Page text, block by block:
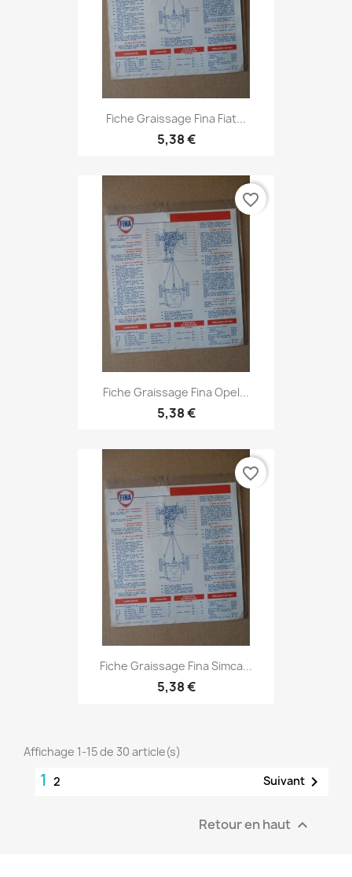
Fiche Graissage Fina Fiat...
5,38 €
Fiche Graissage Fina Opel...
5,38 €
favorite_border
Fiche Graissage Fina Simca...
5,38 €
favorite_border
Affichage 1-15 de 30 article(s)
1 2 Suivant 
Retour en haut 